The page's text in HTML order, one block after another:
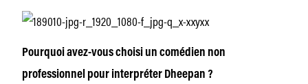
Pourquoi avez-vous choisi un comédien non
professionnel pour interpréter Dheepan ?